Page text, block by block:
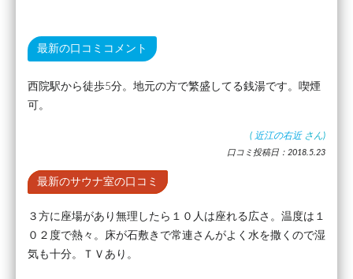
最新の口コミコメント
西院駅から徒歩5分。地元の方で繁盛してる銭湯です。喫煙
可。
( 近江の右近 さん)
口コミ投稿日：2018.5.23
最新のサウナ室の口コミ
３方に座場があり無理したら１０人は座れる広さ。温度は１
０２度で熱々。床が石敷きで常連さんがよく水を撒くので湿
気も十分。ＴＶあり。